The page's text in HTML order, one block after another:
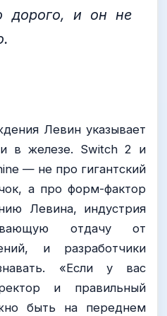
дорого, и он не
Левин указывает
в железе. Switch 2 и
— не про гигантский
а про форм-фактор
Левина, индустрия
отдачу от
и разработчики
«Если у вас
и правильный
быть на переднем